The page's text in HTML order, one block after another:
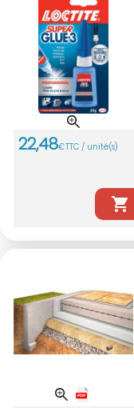
22,48€TTC / unité(s)